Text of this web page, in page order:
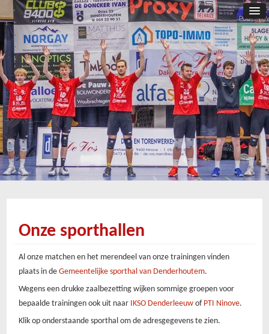
Onze sporthallen
Al onze matchen en het merendeel van onze trainingen vinden
plaats in deGemeentelijke sporthal van Denderhoutem.
Wegens een drukke zaalbezetting wijken sommige groepen voor
bepaalde trainingen ook uit naar IKSO Denderleeuw ofPTI Ninove.
Klik op onderstaande sporthal om de adresgegevens te zien.